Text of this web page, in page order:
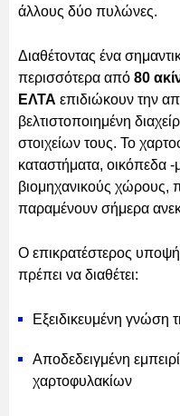
άλλους δύο πυλώνες.
Διαθέτοντας ένα
περισσότερα από 80
ΕΛΤΑ επιδιώκουν την
βελτιστοποιημένη
στοιχείων τους. Το
καταστήματα, οικόπεδα -
βιομηχανικούς χώρους,
παραμένουν σήμερα
Ο επικρατέστερος
πρέπει να διαθέτει:
Εξειδικευμένη γνώση
Αποδεδειγμένη
χαρτοφυλακίων